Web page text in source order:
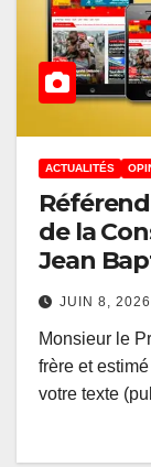
ACTUALITÉS
de la
Jean
JUIN 8, 2026
Monsieur le
frère et
votre texte